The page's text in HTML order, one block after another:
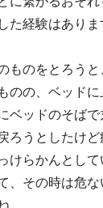
た経験はありま
ものをとろうと
のの、ベッド
ベッドのそば
ろうとしたけ
けらかんとし
、その時は危